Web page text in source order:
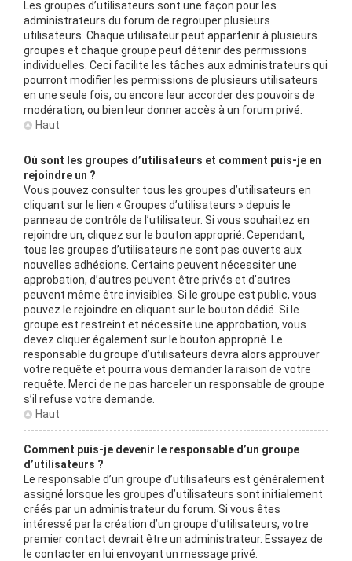
Les groupes d’utilisateurs sont une façon pour les
administrateurs du forum de regrouper plusieurs
utilisateurs. Chaque utilisateur peut appartenir à plusieurs
groupes et chaque groupe peut détenir des permissions
individuelles. Ceci facilite les tâches aux administrateurs qui
pourront modifier les permissions de plusieurs utilisateurs
en une seule fois, ou encore leur accorder des pouvoirs de
modération, ou bien leur donner accès à un forum privé.
Haut
Où sont les groupes d’utilisateurs et comment puis-je en
rejoindre un ?
Vous pouvez consulter tous les groupes d’utilisateurs en
cliquant sur le lien « Groupes d’utilisateurs » depuis le
panneau de contrôle de l’utilisateur. Si vous souhaitez en
rejoindre un, cliquez sur le bouton approprié. Cependant,
tous les groupes d’utilisateurs ne sont pas ouverts aux
nouvelles adhésions. Certains peuvent nécessiter une
approbation, d’autres peuvent être privés et d’autres
peuvent même être invisibles. Si le groupe est public, vous
pouvez le rejoindre en cliquant sur le bouton dédié. Si le
groupe est restreint et nécessite une approbation, vous
devez cliquer également sur le bouton approprié. Le
responsable du groupe d’utilisateurs devra alors approuver
votre requête et pourra vous demander la raison de votre
requête. Merci de ne pas harceler un responsable de groupe
s’il refuse votre demande.
Haut
Comment puis-je devenir le responsable d’un groupe
d’utilisateurs ?
Le responsable d’un groupe d’utilisateurs est généralement
assigné lorsque les groupes d’utilisateurs sont initialement
créés par un administrateur du forum. Si vous êtes
intéressé par la création d’un groupe d’utilisateurs, votre
premier contact devrait être un administrateur. Essayez de
le contacter en lui envoyant un message privé.